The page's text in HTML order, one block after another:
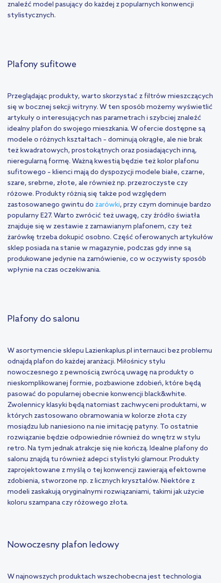
znaleźć model pasujący do każdej z popularnych konwencji
stylistycznych.
Plafony sufitowe
Przeglądając produkty, warto skorzystać z filtrów mieszczących
się w bocznej sekcji witryny. W ten sposób możemy wyświetlić
artykuły o interesujących nas parametrach i szybciej znaleźć
idealny plafon do swojego mieszkania. W ofercie dostępne są
modele o różnych kształtach – dominują okrągłe, ale nie brak
też kwadratowych, prostokątnych oraz posiadających inną,
nieregularną formę. Ważną kwestią będzie też kolor plafonu
sufitowego – klienci mają do dyspozycji modele białe, czarne,
szare, srebrne, złote, ale również np. przezroczyste czy
różowe. Produkty różnią się także pod względem
zastosowanego gwintu do żarówki, przy czym dominuje bardzo
popularny E27. Warto zwrócić też uwagę, czy źródło światła
znajduje się w zestawie z zamawianym plafonem, czy też
żarówkę trzeba dokupić osobno. Część oferowanych artykułów
sklep posiada na stanie w magazynie, podczas gdy inne są
produkowane jedynie na zamówienie, co w oczywisty sposób
wpłynie na czas oczekiwania.
Plafony do salonu
W asortymencie sklepu Lazienkaplus.pl internauci bez problemu
odnajdą plafon do każdej aranżacji. Miłośnicy stylu
nowoczesnego z pewnością zwrócą uwagę na produkty o
nieskomplikowanej formie, pozbawione zdobień, które będą
pasować do popularnej obecnie konwencji black&white.
Zwolennicy klasyki będą natomiast zachwyceni produktami, w
których zastosowano obramowania w kolorze złota czy
mosiądzu lub naniesiono na nie imitację patyny. To ostatnie
rozwiązanie będzie odpowiednie również do wnętrz w stylu
retro. Na tym jednak atrakcje się nie kończą. Idealne plafony do
salonu znajdą tu również adepci stylistyki glamour. Produkty
zaprojektowane z myślą o tej konwencji zawierają efektowne
zdobienia, stworzone np. z licznych kryształów. Niektóre z
modeli zaskakują oryginalnymi rozwiązaniami, takimi jak użycie
koloru szampana czy różowego złota.
Nowoczesny plafon ledowy
W najnowszych produktach wszechobecna jest technologia